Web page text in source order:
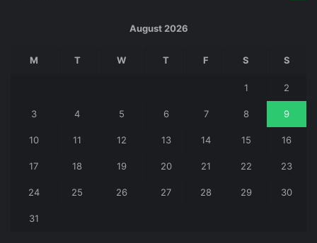
August 2026
M T W T F S S
1 2
3 4 5 6 7 8 9
10 11 12 13 14 15 16
17 18 19 20 21 22 23
24 25 26 27 28 29 30
31